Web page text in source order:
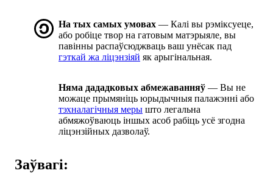
На тых самых умовах — Калі вы рэміксуеце,
або робіце твор на гатовым матэрыяле, вы
павінны распаўсюджваць ваш унёсак пад
гэткай жа ліцэнзіяй як арыгінальная.
Няма дададковых абмежаванняў — Вы не
можаце прымяніць юрыдычныя палажэнні або
тэхналагічныя меры што легальна
абмяжоўваюць іншых асоб рабіць усё згодна
ліцэнзійных дазволаў.
Заўвагі: